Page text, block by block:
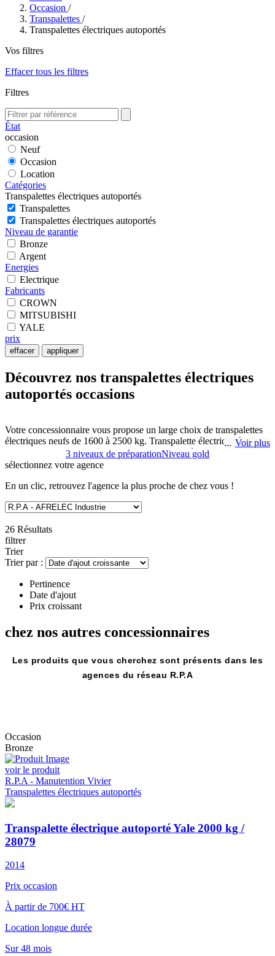
Occasion /
Transpalettes /
Transpalettes électriques autoportés
Vos filtres
Effacer tous les filtres
Filtres
État
occasion
Neuf
Occasion
Location
Catégories
Transpalettes électriques autoportés
Transpalettes
Transpalettes électriques autoportés
Niveau de garantie
Bronze
Argent
Energies
Electrique
Fabricants
CROWN
MITSUBISHI
YALE
prix
effacer appliquer
Découvrez nos transpalettes électriques
autoportés occasions
Votre concessionnaire vous propose un large choix de transpalettes
électriques neufs de 1600 à 2500 kg. Transpalette électrique à
conducteur accompagnant, transpalette autoporté, transpalette à
plateforme ou peseur. Les transpalettes sont des solutions très
magasins, les entrepôts et les quais de chargement. Nous pouvons
Le transpalette électrique autoporté permet de réduire la fatigue de
vos opérateurs. En effet, les transpalettes électriques autoportés
occasion proposés par R.P.A - Réseau Proximité Aprolis à SAINTE
CATHERINE LES ARRAS offrent la possibilité à son conducteur
d'être porté par la machine grâce à une plateforme fixée sur celle-ci.
Pour de plus amples informations n'hésitez pas à nous contacter.
Voir plus
3 niveaux de préparationNiveau gold
sélectionnez votre agence
En un clic, retrouvez l'agence la plus proche de chez vous !
26 Résultats
filtrer
Trier
Trier par :
Pertinence
Date d'ajout
Prix croissant
chez nos autres concessionnaires
Les produits que vous cherchez sont présents dans les
agences du réseau R.P.A
Occasion
Bronze
voir le produit
R.P.A - Manutention Vivier
Transpalettes électriques autoportés
Transpalette électrique autoporté Yale 2000 kg /
28079
2014
Prix occasion
À partir de 700€ HT
Location longue durée
Sur 48 mois